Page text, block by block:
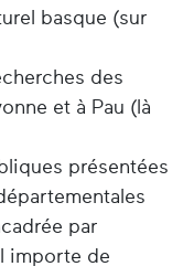
basque (sur
des
et à Pau (là
présentées
par
importe de